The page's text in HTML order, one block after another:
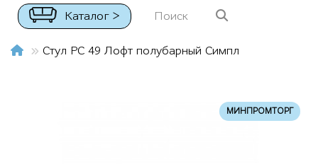
Каталог >
Стул РС 49 Лофт полубарный Симпл
МИНПРОМТОРГ